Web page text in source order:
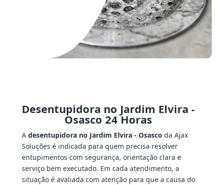
Desentupidora no Jardim Elvira -
Osasco 24 Horas
A desentupidora no Jardim Elvira - Osasco da Ajax
Soluções é indicada para quem precisa resolver
entupimentos com segurança, orientação clara e
serviço bem executado. Em cada atendimento, a
situação é avaliada com atenção para que a causa do